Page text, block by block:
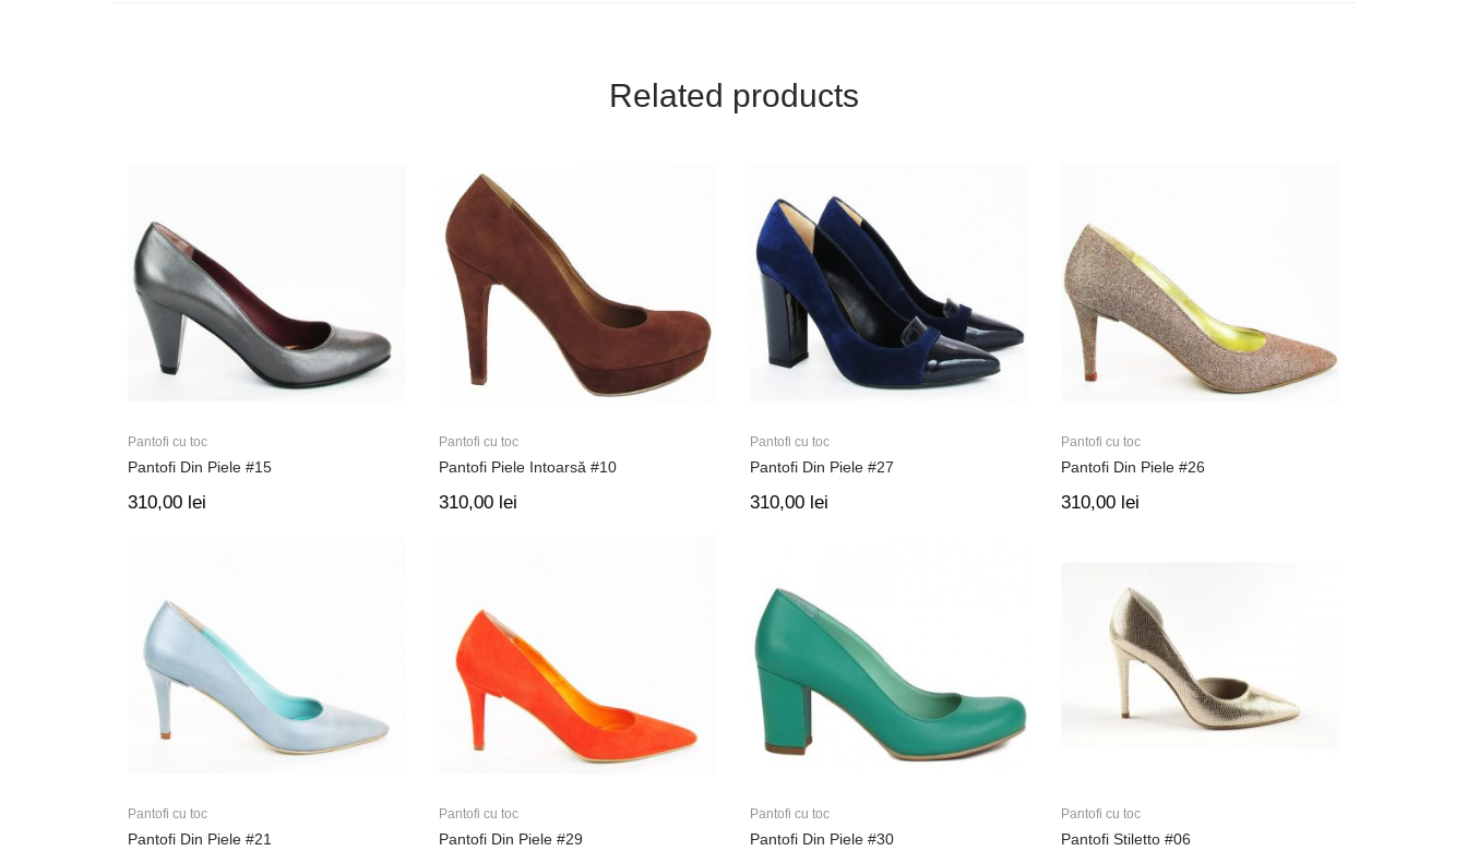
Related products
Pantofi cu toc
Pantofi Din Piele #15
310,00 lei
Pantofi cu toc
Pantofi Piele Intoarsă #10
310,00 lei
Pantofi cu toc
Pantofi Din Piele #27
310,00 lei
Pantofi cu toc
Pantofi Din Piele #26
310,00 lei
Pantofi cu toc
Pantofi Din Piele #21
Pantofi cu toc
Pantofi Din Piele #29
Pantofi cu toc
Pantofi Din Piele #30
Pantofi cu toc
Pantofi Stiletto #06